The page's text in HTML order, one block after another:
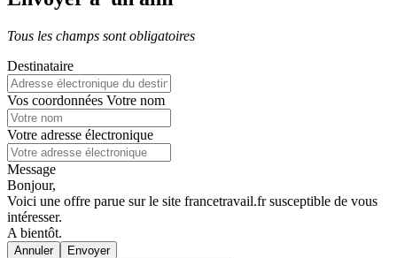
Tous les champs sont obligatoires
Destinataire
Vos coordonnées Votre nom
Votre adresse électronique
Message
Bonjour,
Voici une offre parue sur le site francetravail.fr susceptible de vous
intéresser.
A bientôt.
Annuler